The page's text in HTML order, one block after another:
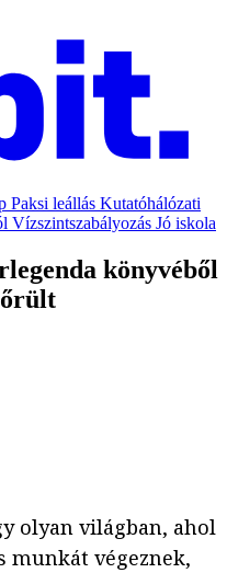
Paksi leállás Kutatóhálózati
Vízszintszabályozás Jó iskola
könyvéből
őrült
olyan világban, ahol
munkát végeznek,